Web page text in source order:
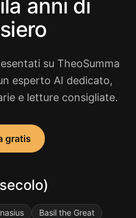
anni di
su TheoSumma
esperto AI dedicato,
e letture consigliate.
gratis
Basil the Great